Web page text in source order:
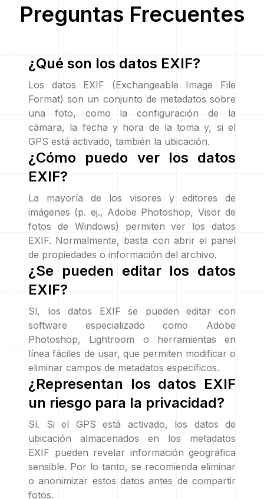
Preguntas Frecuentes
¿Qué son los datos EXIF?
Los datos EXIF (Exchangeable Image File
Format) son un conjunto de metadatos sobre
una foto, como la configuración de la
cámara, la fecha y hora de la toma y, si el
GPS está activado, también la ubicación.
¿Cómo puedo ver los datos
EXIF?
La mayoría de los visores y editores de
imágenes (p. ej., Adobe Photoshop, Visor de
fotos de Windows) permiten ver los datos
EXIF. Normalmente, basta con abrir el panel
de propiedades o información del archivo.
¿Se pueden editar los datos
EXIF?
Sí, los datos EXIF se pueden editar con
software especializado como Adobe
Photoshop, Lightroom o herramientas en
línea fáciles de usar, que permiten modificar o
eliminar campos de metadatos específicos.
¿Representan los datos EXIF
un riesgo para la privacidad?
Sí. Si el GPS está activado, los datos de
ubicación almacenados en los metadatos
EXIF pueden revelar información geográfica
sensible. Por lo tanto, se recomienda eliminar
o anonimizar estos datos antes de compartir
fotos.